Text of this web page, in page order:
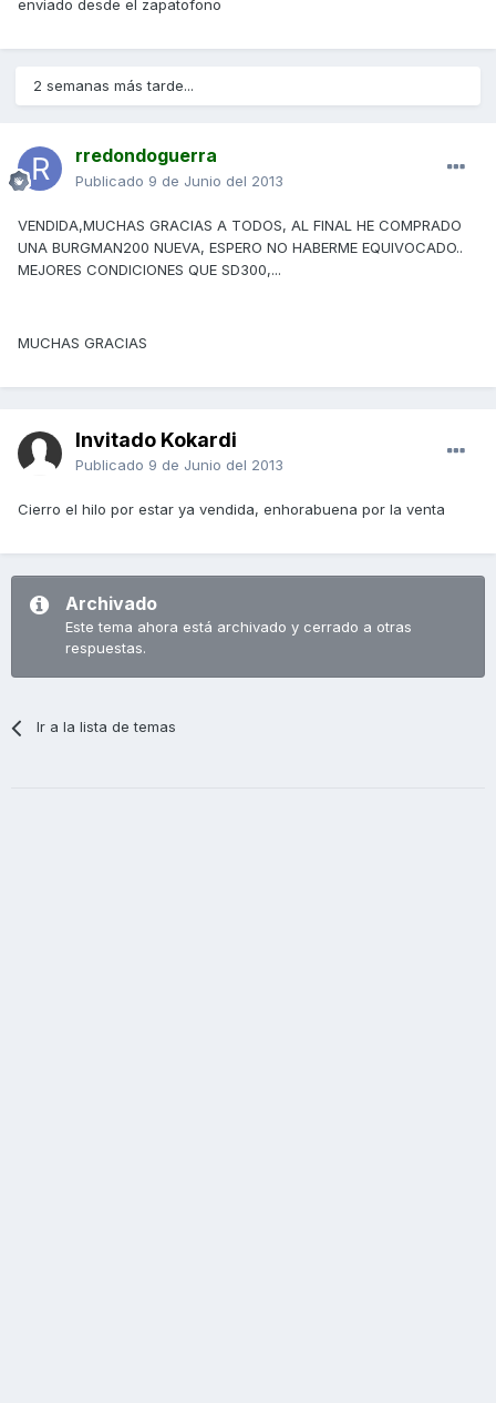
enviado desde el zapatofono
2 semanas más tarde...
rredondoguerra
Publicado 9 de Junio del 2013
VENDIDA,MUCHAS GRACIAS A TODOS, AL FINAL HE COMPRADO
UNA BURGMAN200 NUEVA, ESPERO NO HABERME EQUIVOCADO..
MEJORES CONDICIONES QUE SD300,...
MUCHAS GRACIAS
Invitado Kokardi
Publicado 9 de Junio del 2013
Cierro el hilo por estar ya vendida, enhorabuena por la venta
Archivado
Este tema ahora está archivado y cerrado a otras
respuestas.
Ir a la lista de temas